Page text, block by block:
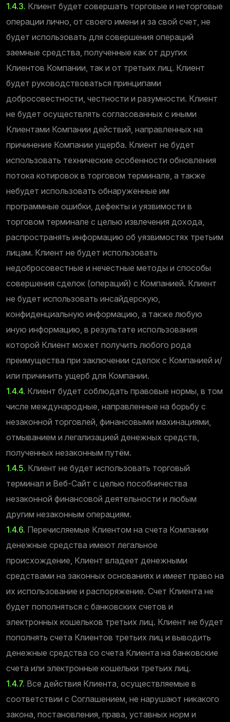
1.4.3. Клиент будет совершать торговые и неторговые
операции лично, от своего имени и за свой счет, не
будет использовать для совершения операций
заемные средства, полученные как от других
Клиентов Компании, так и от третьих лиц. Клиент
будет руководствоваться принципами
добросовестности, честности и разумности. Клиент
не будет осуществлять согласованных с иными
Клиентами Компании действий, направленных на
причинение Компании ущерба. Клиент не будет
использовать технические особенности обновления
потока котировок в торговом терминале, а также
небудет использовать обнаруженные им
программные ошибки, дефекты и уязвимости в
торговом терминале с целью извлечения дохода,
распространять информацию об уязвимостях третьим
лицам. Клиент не будет использовать
недобросовестные и нечестные методы и способы
совершения сделок (операций) с Компанией. Клиент
не будет использовать инсайдерскую,
конфиденциальную информацию, а также любую
иную информацию, в результате использования
которой Клиент может получить любого рода
преимущества при заключении сделок с Компанией и/
или причинить ущерб для Компании.
1.4.4. Клиент будет соблюдать правовые нормы, в том
числе международные, направленные на борьбу с
незаконной торговлей, финансовыми махинациями,
отмыванием и легализацией денежных средств,
полученных незаконным путём.
1.4.5. Клиент не будет использовать торговый
терминал и Веб-Сайт с целью пособничества
незаконной финансовой деятельности и любым
другим незаконным операциям.
1.4.6. Перечисляемые Клиентом на счета Компании
денежные средства имеют легальное
происхождение, Клиент владеет денежными
средствами на законных основаниях и имеет право на
их использование и распоряжение. Счет Клиента не
будет пополняться с банковских счетов и
электронных кошельков третьих лиц. Клиент не будет
пополнять счета Клиентов третьих лиц и выводить
денежные средства со счета Клиента на банковские
счета или электронные кошельки третьих лиц.
1.4.7. Все действия Клиента, осуществляемые в
соответствии с Соглашением, не нарушают никакого
закона, постановления, права, уставных норм и